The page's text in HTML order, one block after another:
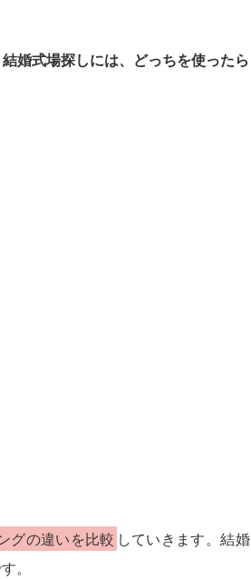
婚式場探しには、どっちを使ったら
グの違いを比較 していきます。結婚
。